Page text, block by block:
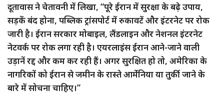
दूतावास ने चेतावनी में लिखा, “पूरे ईरान में सुरक्षा के बढ़े उपाय,
सड़कें बंद होना, पब्लिक ट्रांसपोर्ट में रुकावटें और इंटरनेट पर रोक
जारी है। ईरान सरकार मोबाइल, लैंडलाइन और नेशनल इंटरनेट
नेटवर्क पर रोक लगा रही है। एयरलाइंस ईरान आने-जाने वाली
उड़ानें रद्द और कम कर रही हैं। अगर सुरक्षित हो तो, अमेरिका के
नागरिकों को ईरान से जमीन के रास्ते आर्मेनिया या तुर्की जाने के
बारे में सोचना चाहिए।”